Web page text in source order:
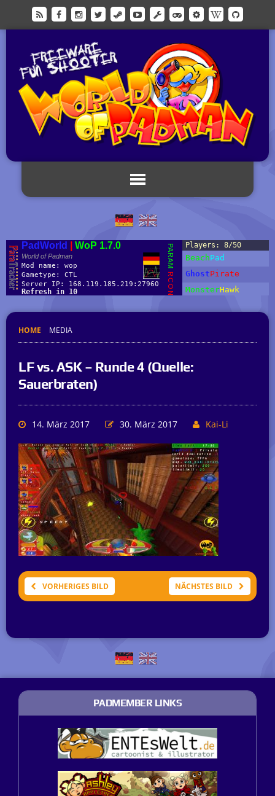
HOME MEDIA
LF vs. ASK – Runde 4 (Quelle:
Sauerbraten)
14. März 2017 30. März 2017 Kai-Li
VORHERIGES BILD NÄCHSTES BILD
PADMEMBER LINKS